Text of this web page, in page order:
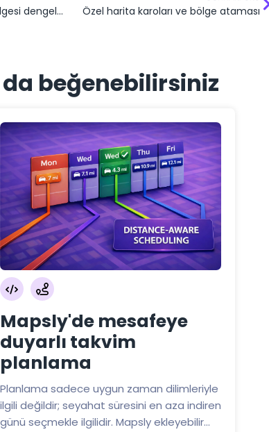
Bir harita üzerinde satış bölgesi dengeleme Özel harita karoları ve bölge ataması
da beğenebilirsiniz
Mapsly'de mesafeye
duyarlı takvim
planlama
Planlama sadece uygun zaman dilimleriyle
ilgili değildir; seyahat süresini en aza indiren
günü seçmekle ilgilidir. Mapsly ekleyebilir...